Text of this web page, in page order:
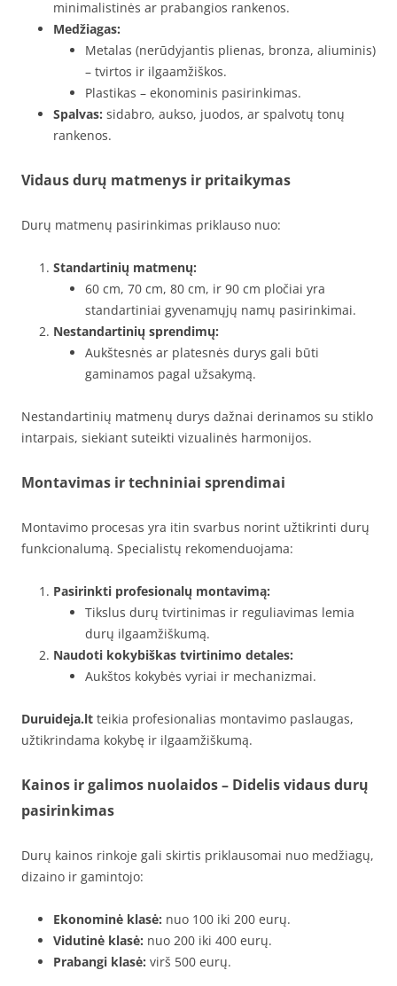
minimalistinės ar prabangios rankenos.
Medžiagas:
Metalas (nerūdyjantis plienas, bronza, aliuminis)
– tvirtos ir ilgaamžiškos.
Plastikas – ekonominis pasirinkimas.
Spalvas: sidabro, aukso, juodos, ar spalvotų tonų
rankenos.
Vidaus durų matmenys ir pritaikymas
Durų matmenų pasirinkimas priklauso nuo:
Standartinių matmenų:
60 cm, 70 cm, 80 cm, ir 90 cm pločiai yra
standartiniai gyvenamųjų namų pasirinkimai.
Nestandartinių sprendimų:
Aukštesnės ar platesnės durys gali būti
gaminamos pagal užsakymą.
Nestandartinių matmenų durys dažnai derinamos su stiklo
intarpais, siekiant suteikti vizualinės harmonijos.
Montavimas ir techniniai sprendimai
Montavimo procesas yra itin svarbus norint užtikrinti durų
funkcionalumą. Specialistų rekomenduojama:
Pasirinkti profesionalų montavimą:
Tikslus durų tvirtinimas ir reguliavimas lemia
durų ilgaamžiškumą.
Naudoti kokybiškas tvirtinimo detales:
Aukštos kokybės vyriai ir mechanizmai.
Duruideja.lt teikia profesionalias montavimo paslaugas,
užtikrindama kokybę ir ilgaamžiškumą.
Kainos ir galimos nuolaidos – Didelis vidaus durų
pasirinkimas
Durų kainos rinkoje gali skirtis priklausomai nuo medžiagų,
dizaino ir gamintojo:
Ekonominė klasė: nuo 100 iki 200 eurų.
Vidutinė klasė: nuo 200 iki 400 eurų.
Prabangi klasė: virš 500 eurų.